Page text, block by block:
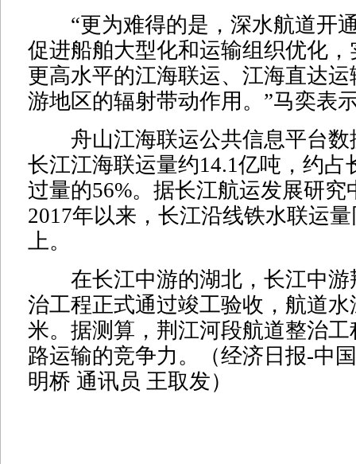
“更为难得的是，深水航道开
促进船舶大型化和运输组织优化
更高水平的江海联运、江海直达
游地区的辐射带动作用。”马奕表
舟山江海联运公共信息平台数
长江江海联运量约14.1亿吨，约占
过量的56%。据长江航运发展研究
2017年以来，长江沿线铁水联运
上。
在长江中游的湖北，长江中游
治工程正式通过竣工验收，航道水
米。据测算，荆江河段航道整治
路运输的竞争力。（经济日报-中
明桥 通讯员 王取发）